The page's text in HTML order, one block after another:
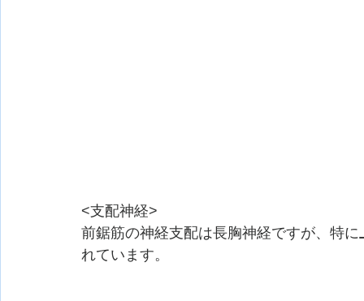
<支配神経>
前鋸筋の神経支配は長胸神経ですが、特に
れています。